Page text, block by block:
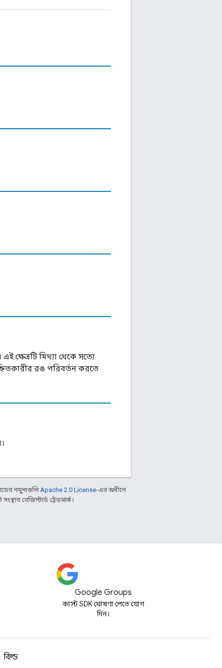
ক্ষেত্রটি মিথ্যা থেকে সত্যে
রঙ পরিবর্তন করতে
নমুনাগুলিApache 2.0 License-এর অধীনে
রেজিস্টার্ড ট্রেডমার্ক।
Google Groups
কাস্ট SDK ঘোষণা পেতে যোগ
দিন।
বিল্ড